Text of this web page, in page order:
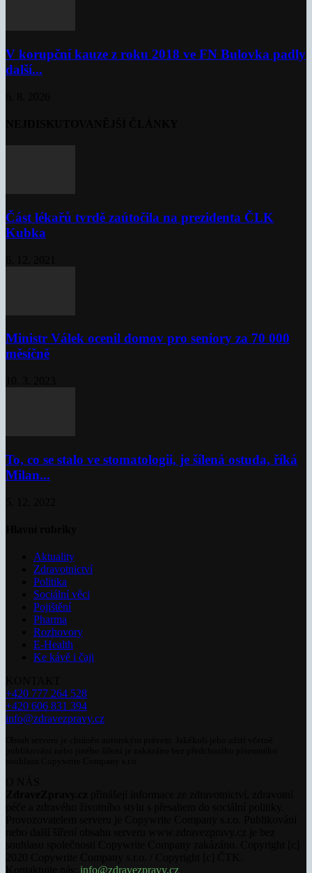
V korupční kauze z roku 2018 ve FN Bulovka padly
další...
Část lékařů tvrdě zaútočila na prezidenta ČLK
Kubka
Ministr Válek ocenil domov pro seniory za 70 000
měsíčně
To, co se stalo ve stomatologii, je šílená ostuda, říká
Milan...
Aktuality
Zdravotnictví
Politika
Sociální věci
Pojištění
Pharma
Rozhovory
E-Health
Ke kávě i čaji
+420 777 264 528
+420 606 831 394
info@zdravezpravy.cz
info@zdravezpravy.cz